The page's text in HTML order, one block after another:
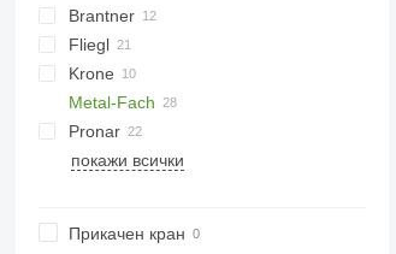
Brantner
E
TA
HW
DURUS
TDK
ZDK
Fliegl
ASW
DK
EDK
TDK
Krone
TX
UN
Metal-Fach
OL
TKV
Pronar
PT
ST
PRC
D-series
покажи всички
Прикачен кран